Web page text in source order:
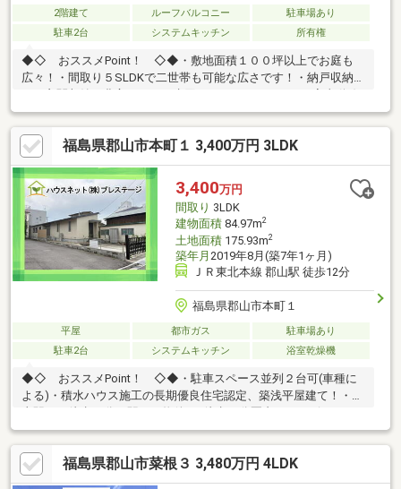
2階建て ルーフバルコニー
駐車場あり
駐車2台
システムキッチン 所有権
◆◇ おススメPoint！ ◇◆・敷地面積１００坪以上でお庭も
広々！・間取り５SLDKで二世帯も可能な広さです！・納戸収納付
良好！・南向き日当たり良好、閑静な住宅街！〈周辺環境〉日和
田小学校・・・徒歩２７分日和田中学校・・・徒歩３６分ローソ
ン 郡山日和田店・・・徒歩３分ヨークベニマル 日和田店・・・徒
歩１８分◆『頭金 0円』『車のローンが残ってる』『転職したば
かり』そんな方もご購入可能です！◆経験豊富な弊社スタッフが
ご購入のサポートを致します！◆平日、土日祝、夜間やお仕事帰
りでも内覧可
福島県郡山市本町１ 3,400万円 3LDK
3,400万円
間取り 3LDK
建物面積84.97m2
土地面積175.93m2
築年月 2019年8月(築7年1ヶ月)
ＪＲ東北本線 郡山駅 徒歩12分
福島県郡山市本町１
平屋 都市ガス
駐車場あり
駐車2台
システムキッチン 浴室乾燥機
◆◇ おススメPoint！ ◇◆・駐車スペース並列２台可(車種に
よる)・積水ハウス施工の長期優良住宅認定、築浅平屋建て！・郡
ーパー、病院と整った住環境。◆◇ 周辺環境 ◇◆・橘小学
校 徒歩約7分・郡山第三中学校 徒歩約21分・ファミリーマー
ト郡山本町店 徒歩約3分・ヨークタウン堤下 徒歩約10分●〇
プレステージの強み 〇●・『頭金 0円』『車のローンが残って
福島県郡山市菜根３ 3,480万円 4LDK